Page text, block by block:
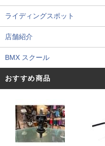
ライディングスポット
店舗紹介
BMX スクール
おすすめ商品